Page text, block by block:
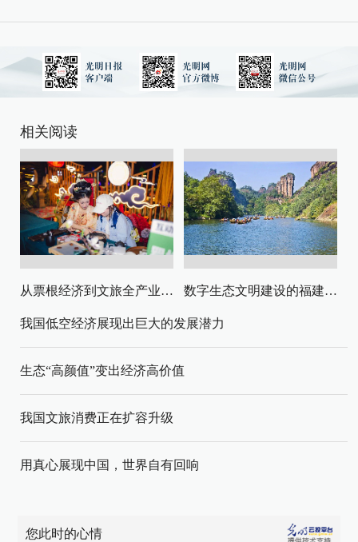
相关阅读
从票根经济到文旅全产业链升级 数字生态文明建设的福建路径与启示
我国低空经济展现出巨大的发展潜力
生态“高颜值”变出经济高价值
我国文旅消费正在扩容升级
用真心展现中国，世界自有回响
您此时的心情